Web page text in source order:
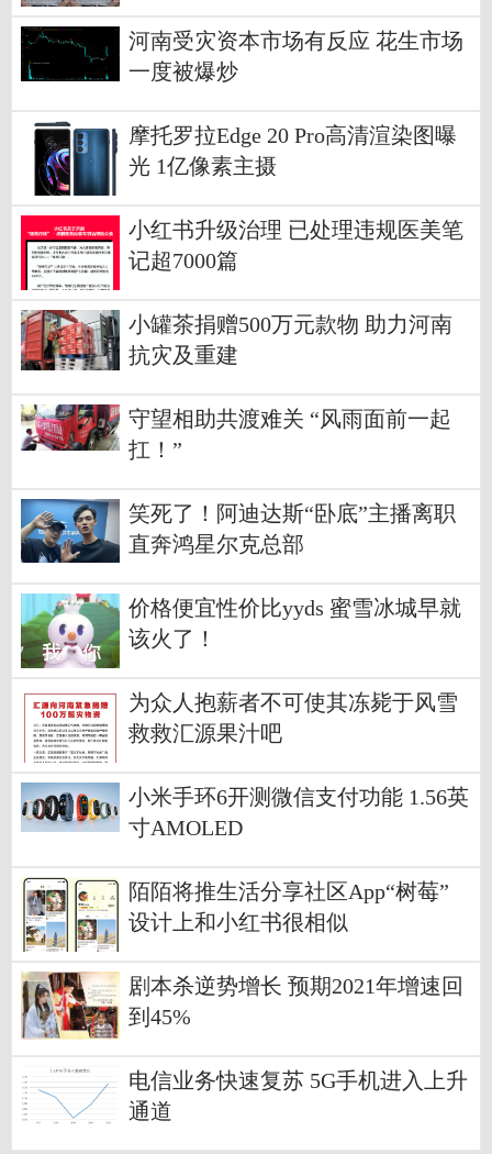
河南受灾资本市场有反应 花生市场
一度被爆炒
摩托罗拉Edge 20 Pro高清渲染图曝
光 1亿像素主摄
小红书升级治理 已处理违规医美笔
记超7000篇
小罐茶捐赠500万元款物 助力河南
抗灾及重建
守望相助共渡难关 “风雨面前一起
扛！”
笑死了！阿迪达斯“卧底”主播离职
直奔鸿星尔克总部
价格便宜性价比yyds 蜜雪冰城早就
该火了！
为众人抱薪者不可使其冻毙于风雪
救救汇源果汁吧
小米手环6开测微信支付功能 1.56英
寸AMOLED
陌陌将推生活分享社区App“树莓”
设计上和小红书很相似
剧本杀逆势增长 预期2021年增速回
到45%
电信业务快速复苏 5G手机进入上升
通道